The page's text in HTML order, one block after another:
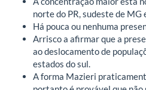
norte do PR, sudeste de MG
Há pouca ou nenhuma
Arrisco a afirmar que a
ao deslocamento de
estados do sul.
A forma Mazieri